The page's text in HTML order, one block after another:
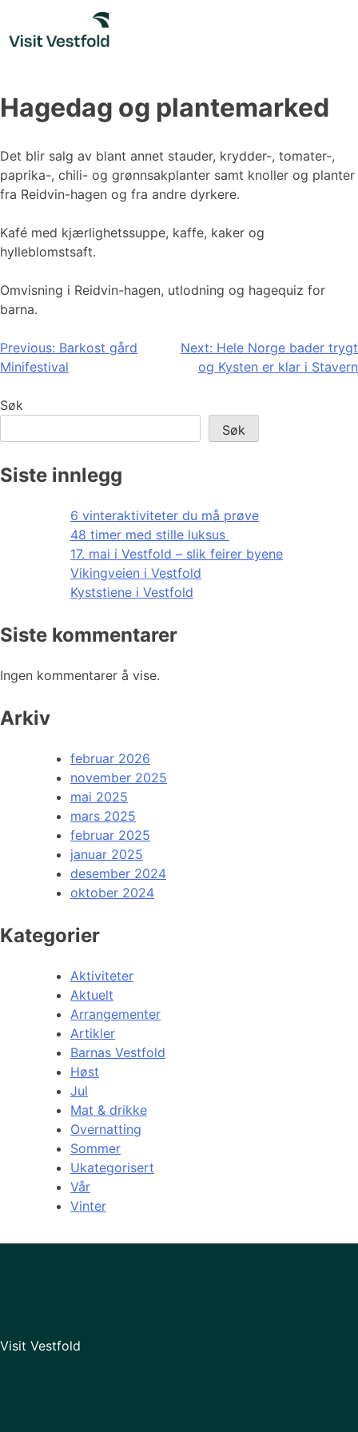
content
Hagedag og plantemarked
Det blir salg av blant annet stauder, krydder-, tomater-,
paprika-, chili- og grønnsakplanter samt knoller og planter
fra Reidvin-hagen og fra andre dyrkere.
Kafé med kjærlighetssuppe, kaffe, kaker og
hylleblomstsaft.
Omvisning i Reidvin-hagen, utlodning og hagequiz for
barna.
Innleggsnavigasjon
Previous: Barkost gård
Minifestival
Next: Hele Norge bader trygt
og Kysten er klar i Stavern
Søk
Søk
Siste innlegg
6 vinteraktiviteter du må prøve
48 timer med stille luksus
17. mai i Vestfold – slik feirer byene
Vikingveien i Vestfold
Kyststiene i Vestfold
Siste kommentarer
Ingen kommentarer å vise.
Arkiv
februar 2026
november 2025
mai 2025
mars 2025
februar 2025
januar 2025
desember 2024
oktober 2024
Kategorier
Aktiviteter
Aktuelt
Arrangementer
Artikler
Barnas Vestfold
Høst
Jul
Mat & drikke
Overnatting
Sommer
Ukategorisert
Vår
Vinter
Visit Vestfold